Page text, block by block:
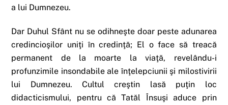
a lui Dumnezeu.
Dar Duhul Sfânt nu se odihneşte doar peste adunarea
credincioşilor uniţi în credinţă; El o face să treacă
permanent de la moarte la viaţă, revelându-i
profunzimile insondabile ale înţelepciunii şi milostivirii
lui Dumnezeu. Cultul creştin lasă puţin loc
didacticismului, pentru că Tatăl Însuşi aduce prin